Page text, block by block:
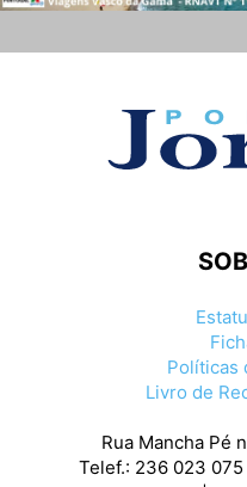
Políticas
Livro de
Rua Mancha Pé
Telef.: 236 023 075